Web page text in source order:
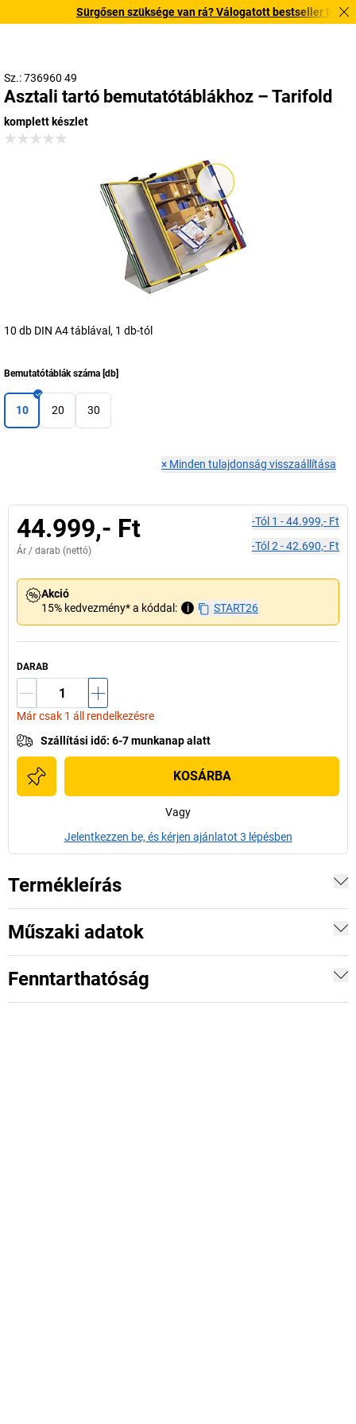
Sürgősen szüksége van rá? Válogatott bestseller
Sz.: 736960 49
Asztali tartó bemutatótáblákhoz – Tarifold
komplett készlet
10 db DIN A4 táblával, 1 db-tól
Bemutatótáblák száma [db]
10 20 30
× Minden tulajdonság visszaállítása
44.999,- Ft
Ár / darab (nettó)
-tól 1 -44.999,- Ft
-tól 2 -42.690,- Ft
Akció
15% kedvezmény* a kóddal:
i START26
DARAB
Már csak 1 áll rendelkezésre
Szállítási idő: 6-7 munkanap alatt
KOSÁRBA
Vagy
Jelentkezzen be, és kérjen ajánlatot 3 lépésben
Termékleírás
Műszaki adatok
Fenntarthatóság